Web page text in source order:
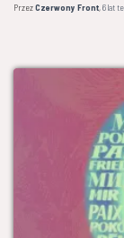
PrzezCzerwony Front,6 lat